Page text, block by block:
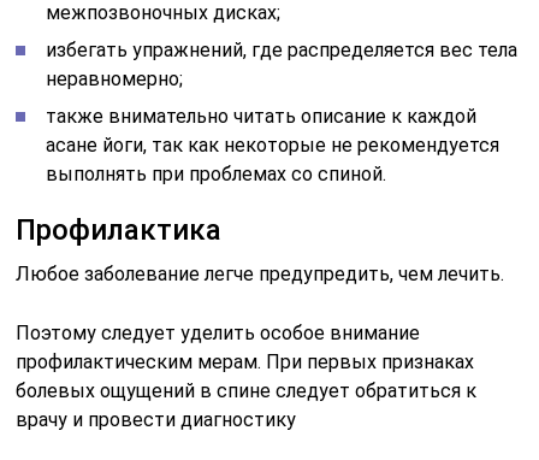
межпозвоночных дисках;
избегать упражнений, где распределяется вес тела
неравномерно;
также внимательно читать описание к каждой
асане йоги, так как некоторые не рекомендуется
выполнять при проблемах со спиной.
Профилактика
Любое заболевание легче предупредить, чем лечить.
Поэтому следует уделить особое внимание
профилактическим мерам. При первых признаках
болевых ощущений в спине следует обратиться к
врачу и провести диагностику